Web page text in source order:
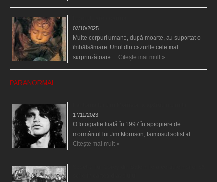
02/10/2025
Multe corpuri umane, după moarte, au suportat o
îmbălsămare. Unul din cazurile cele mai
surprinzătoare …Citește mai mult »
PARANORMAL
17/11/2023
O fotografie luată în 1997 în apropiere de
mormântul lui Jim Morrison, faimosul solist al …
Citește mai mult »